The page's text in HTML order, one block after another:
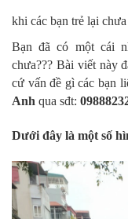
khi các bạn trẻ lại
Bạn đã có một cái
chưa??? Bài viết này
cứ vấn đề gì các bạn
Anh qua sđt:
Dưới đây là một số